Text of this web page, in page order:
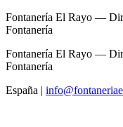
Fontanería El Rayo —
Fontanería
Fontanería El Rayo —
Fontanería
España |